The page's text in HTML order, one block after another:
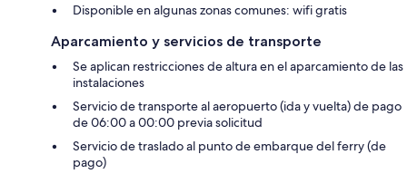
Disponible en algunas zonas comunes: wifi gratis
Aparcamiento y servicios de transporte
Se aplican restricciones de altura en el aparcamiento de las
instalaciones
Servicio de transporte al aeropuerto (ida y vuelta) de pago
de 06:00 a 00:00 previa solicitud
Servicio de traslado al punto de embarque del ferry (de
pago)